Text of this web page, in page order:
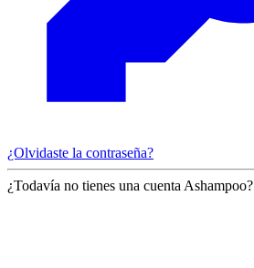
¿Olvidaste la contraseña?
¿Todavía no tienes una cuenta Ashampoo?